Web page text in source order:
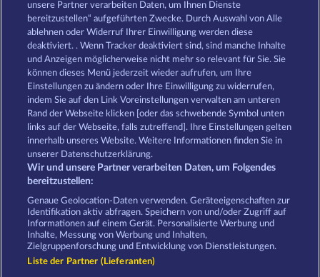
Sticky Diamonds
AGB Datenschutz Impressum
Unternehmensseite
Affiliate-Programm
Widerruf einreichen
unsere Partner verarbeiten Daten, um Ihnen Dienste
bereitzustellen“ aufgeführten Zwecke. Durch Auswahl von Alle
ablehnen oder Widerruf Ihrer Einwilligung werden diese
deaktiviert. . Wenn Tracker deaktiviert sind, sind manche Inhalte
und Anzeigen möglicherweise nicht mehr so ​​relevant für Sie. Sie
können dieses Menü jederzeit wieder aufrufen, um Ihre
Einstellungen zu ändern oder Ihre Einwilligung zu widerrufen,
indem Sie auf den Link Voreinstellungen verwalten am unteren
Rand der Webseite klicken [oder das schwebende Symbol unten
links auf der Webseite, falls zutreffend]. Ihre Einstellungen gelten
innerhalb unseres Website. Weitere Informationen finden Sie in
unserer Datenschutzerklärung.
Wir und unsere Partner verarbeiten Daten, um Folgendes
bereitzustellen:
Genaue Geolocation-Daten verwenden. Geräteeigenschaften zur
Identifikation aktiv abfragen. Speichern von und/oder Zugriff auf
Informationen auf einem Gerät. Personalisierte Werbung und
Inhalte, Messung von Werbung und Inhalten,
Zielgruppenforschung und Entwicklung von Dienstleistungen.
Liste der Partner (Lieferanten)